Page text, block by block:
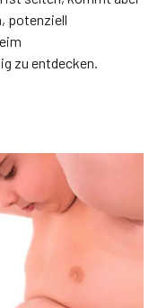
potenziell
zu entdecken.